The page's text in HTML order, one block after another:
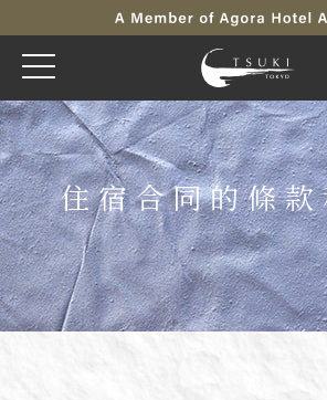
住宿合同的條